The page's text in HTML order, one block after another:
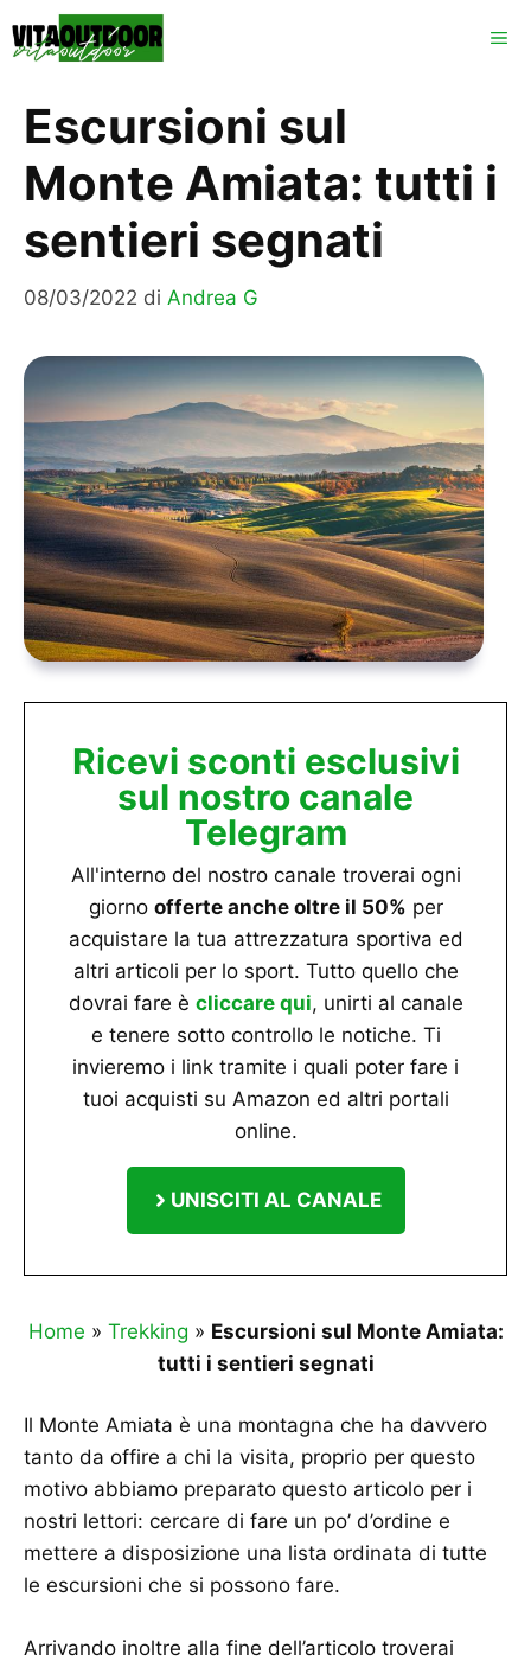
al
Escursioni sul
Monte Amiata: tutti i
sentieri segnati
08/03/2022 di Andrea G
Ricevi sconti esclusivi
sul nostro canale
Telegram
All'interno del nostro canale troverai ogni
giorno offerte anche oltre il 50% per
acquistare la tua attrezzatura sportiva ed
altri articoli per lo sport. Tutto quello che
dovrai fare è cliccare qui, unirti al canale
e tenere sotto controllo le notiche. Ti
invieremo i link tramite i quali poter fare i
tuoi acquisti su Amazon ed altri portali
online.
UNISCITI AL CANALE
Home » Trekking » Escursioni sul Monte Amiata:
tutti i sentieri segnati
Il Monte Amiata è una montagna che ha davvero
tanto da offire a chi la visita, proprio per questo
motivo abbiamo preparato questo articolo per i
nostri lettori: cercare di fare un po’ d’ordine e
mettere a disposizione una lista ordinata di tutte
le escursioni che si possono fare.
Arrivando inoltre alla fine dell’articolo troverai